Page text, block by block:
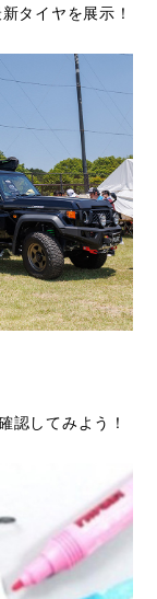
タイヤを展示！
認してみよう！